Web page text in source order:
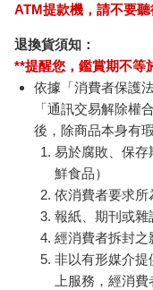
ATM提款機，請不要
退換貨須知：
**提醒您，鑑賞期不等
依據「消費者保護
「通訊交易解除權
後，除商品本身有
易於腐敗、保存
鮮食品）
依消費者要求所
報紙、期刊或雜
經消費者拆封之
非以有形媒介提
上服務，經消